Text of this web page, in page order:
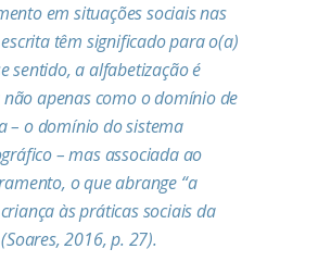
em situações sociais nas
têm significado para o(a)
sentido, a alfabetização é
apenas como o domínio de
– o domínio do sistema
– mas associada ao
o que abrange “a
às práticas sociais da
2016, p. 27).